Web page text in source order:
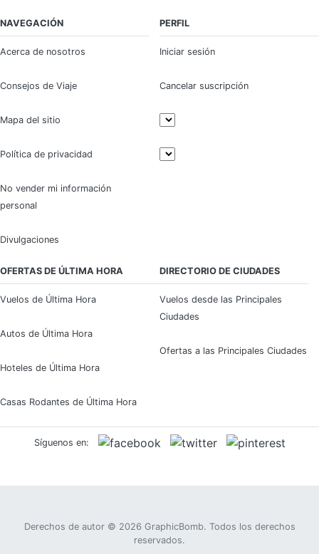
NAVEGACIÓN
Acerca de nosotros
Consejos de Viaje
Mapa del sitio
Política de privacidad
No vender mi información
personal
Divulgaciones
PERFIL
Iniciar sesión
Cancelar suscripción
OFERTAS DE ÚLTIMA HORA
Vuelos de Última Hora
Autos de Última Hora
Hoteles de Última Hora
Casas Rodantes de Última Hora
DIRECTORIO DE CIUDADES
Vuelos desde las Principales
Ciudades
Ofertas a las Principales Ciudades
Síguenos en:
Derechos de autor © 2026 GraphicBomb. Todos los derechos
reservados.